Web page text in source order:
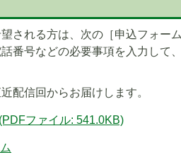
される方は、次の［申込フォー
番号などの必要事項を入力して
配信回からお届けします。
ファイル: 541.0KB)
枚